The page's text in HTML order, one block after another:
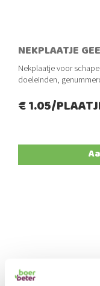
NEKPLAATJE
Nekplaatje voor
doeleinden,
€ 1.05/